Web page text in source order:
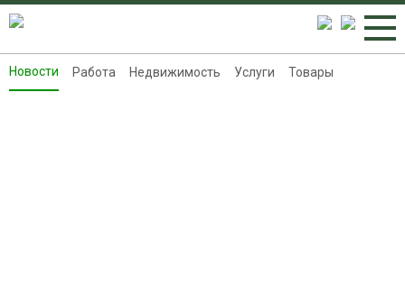
Новости
Новости Работа Недвижимость Услуги Товары